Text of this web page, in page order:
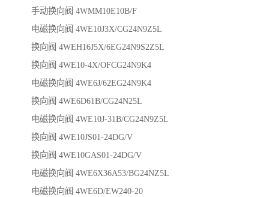
手动换向阀 4WMM10E10B/F
电磁换向阀 4WE10J3X/CG24N9Z5L
换向阀 4WEH16J5X/6EG24N9S2Z5L
换向阀 4WE10-4X/OFCG24N9K4
电磁换向阀 4WE6J/62EG24N9K4
换向阀 4WE6D61B/CG24N25L
电磁换向阀 4WE10J-31B/CG24N9Z5L
换向阀 4WE10JS01-24DG/V
换向阀 4WE10GAS01-24DG/V
电磁换向阀 4WE6X36A53/BG24NZ5L
电磁换向阀 4WE6D/EW240-20